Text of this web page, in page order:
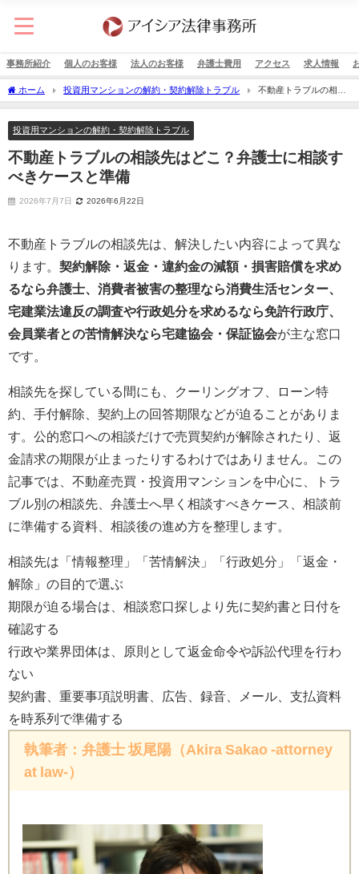
事務所紹介 個人のお客様 法人のお客様 弁護士費用 アクセス 求人情報
ホーム 投資用マンションの解約・契約解除トラブル
不動産トラブルの相談
先はどこ？弁護士に相談すべきケースと準備
投資用マンションの解約・契約解除トラブル
不動産トラブルの相談先はどこ？弁護士に相談す
べきケースと準備
2026年7月7日 2026年6月22日
不動産トラブルの相談先は、解決したい内容によって異な
ります。 契約解除・返金・違約金の減額・損害賠償を求め
るなら弁護士、消費者被害の整理なら消費生活センター、
宅建業法違反の調査や行政処分を求めるなら免許行政庁、
会員業者との苦情解決なら宅建協会・保証協会が主な窓口
です。
相談先を探している間にも、クーリングオフ、ローン特
約、手付解除、契約上の回答期限などが迫ることがありま
す。公的窓口への相談だけで売買契約が解除されたり、返
金請求の期限が止まったりするわけではありません。この
記事では、不動産売買・投資用マンションを中心に、トラ
ブル別の相談先、弁護士へ早く相談すべきケース、相談前
に準備する資料、相談後の進め方を整理します。
相談先は「情報整理」「苦情解決」「行政処分」「返金・
解除」の目的で選ぶ
期限が迫る場合は、相談窓口探しより先に契約書と日付を
確認する
行政や業界団体は、原則として返金命令や訴訟代理を行わ
ない
契約書、重要事項説明書、広告、録音、メール、支払資料
を時系列で準備する
執筆者：弁護士 坂尾陽（Akira Sakao -attorney
at law-）